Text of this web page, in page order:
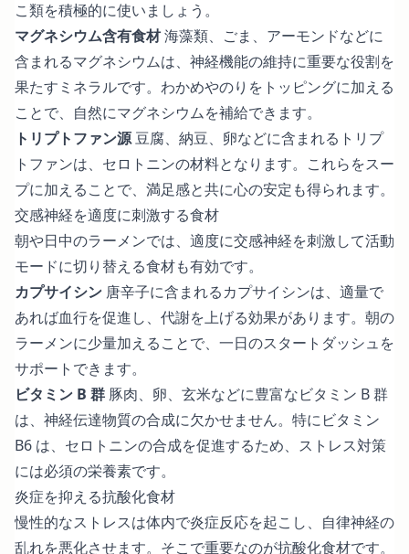
こ類を積極的に使いましょう。
マグネシウム含有食材海藻類、ごま、アーモンドなどに
含まれるマグネシウムは、神経機能の維持に重要な役割を
果たすミネラルです。わかめやのりをトッピングに加える
ことで、自然にマグネシウムを補給できます。
トリプトファン源豆腐、納豆、卵などに含まれるトリプ
トファンは、セロトニンの材料となります。これらをスー
プに加えることで、満足感と共に心の安定も得られます。
交感神経を適度に刺激する食材
朝や日中のラーメンでは、適度に交感神経を刺激して活動
モードに切り替える食材も有効です。
カプサイシン 唐辛子に含まれるカプサイシンは、適量で
あれば血行を促進し、代謝を上げる効果があります。朝の
ラーメンに少量加えることで、一日のスタートダッシュを
サポートできます。
ビタミン B 群 豚肉、卵、玄米などに豊富なビタミン B 群
は、神経伝達物質の合成に欠かせません。特にビタミン
B6 は、セロトニンの合成を促進するため、ストレス対策
には必須の栄養素です。
炎症を抑える抗酸化食材
慢性的なストレスは体内で炎症反応を起こし、自律神経の
乱れを悪化させます。そこで重要なのが抗酸化食材です。